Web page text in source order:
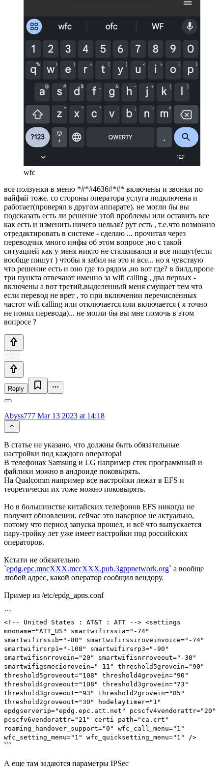
wfc
все ползунки в меню *#*#4636#*#* включены и звонки по
вайфай тоже. со стороны оператора услуга подключена и
работает(проверял в другом аппарате). не могли бы вы
подсказать есть ли решение этой проблемы или оставить все
как есть и изменить ничего нельзя? рут есть , т.е.что возможно
отредактировать в системе - сделаю ... прочитал через
переводчик много инфы об этом вопросе ,но с такой
ситуацией как у меня никто не сталкивался и все пишут(если
вообще пишут ) чтобы я забил на это и все... но я чувствую
что решение есть и оно где то рядом ,но вот где? в билд.пропе
три пункта отвечают именно за wifi calling , два первых -
включены а вот третий,выделенный меня смущает тем что
если перевод не врет , то при включении перечисленных
частот wifi calling или отключается или включается ( я точно
не понял перевода)... не могли бы вы мне помочь в этом
вопросе ?
Reply
Abyss777 Mar 13 2023 at 14:18
В статье не указано, что должны быть обязательные
настройки под каждого оператора!
В телефонах Samsung и LG например стек программный и
файлики можно в андроиде поковырять.
На Qualcomm например все настройки лежат в EFS и
теоретически их тоже можно поковырять.
Но в большинстве китайских телефонов EFS никогда не
получит обновлении, сейчас это наверное не актуально,
потому что период запуска прошел, и всё что выпускается
пару-тройку лет уже имеет настройки под российских
операторов.
Кстати не обязательно
`epdg.epc.mncХХХ.mccХХХ.pub.3gppnetwork.org` а вообще
любой адрес, какой оператор сообщил вендору.
Пример из /etc/epdg_apns.conf
```
<!-- United States : AT&T : ATT --> <settings
mnoname="ATT_US" smartwifirssia="-74"
smartwifirssib="-80" smartwifirssiroveinvoice="-74"
smartwifirsrp1="-108" smartwifirsrp3="-90"
smartwifisnrrovein="20" smartwifisnrroveout="-30"
smartwifigsmeciorovein="-11" threshold5grovein="90"
threshold5groveout="108" threshold4grovein="90"
threshold4groveout="108" threshold3grovein="73"
threshold3groveout="93" threshold2grovein="85"
threshold2groveout="30" hodelaytimer="1"
epdgserverip="epdg.epc.att.net" pcscfv4vendorattr="20"
pcscfv6vendorattr="21" certi_path="ca.crt"
roaming_handover_support="0" wfc_call_menu="1"
wfc_setting_menu="1" wfc_quicksetting_menu="1" />
```
А еще там задаются параметры IPSec